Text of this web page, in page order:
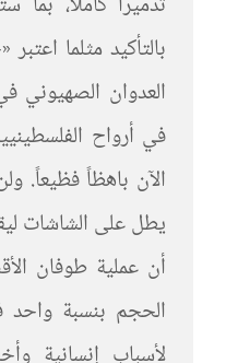
بالتأكيد مثلما
في أرواح
الآن باهظاً فظيعاً.
يطل على الشاشات
أن عملية طوفان
الحجم بنسبة واحد